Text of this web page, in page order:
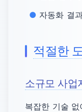
자동화 결
적절한
소규모 사업
복잡한 기술